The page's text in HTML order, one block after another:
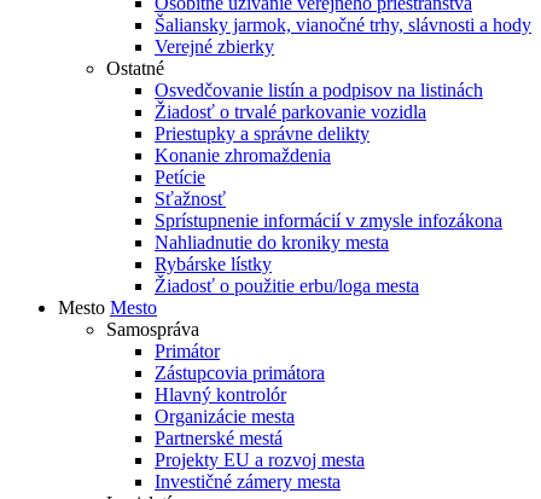
Šaliansky jarmok, vianočné trhy, slávnosti a hody
Verejné zbierky
Ostatné
Osvedčovanie listín a podpisov na listinách
Žiadosť o trvalé parkovanie vozidla
Priestupky a správne delikty
Konanie zhromaždenia
Petície
Sťažnosť
Sprístupnenie informácií v zmysle infozákona
Nahliadnutie do kroniky mesta
Rybárske lístky
Žiadosť o použitie erbu/loga mesta
Mesto Mesto
Samospráva
Primátor
Zástupcovia primátora
Hlavný kontrolór
Organizácie mesta
Partnerské mestá
Projekty EU a rozvoj mesta
Investičné zámery mesta